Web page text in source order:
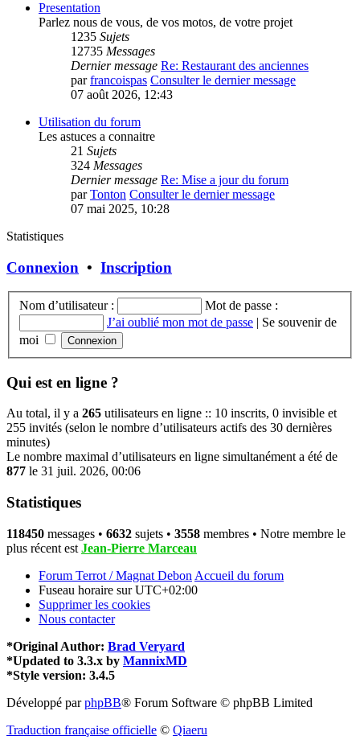
Presentation
Parlez nous de vous, de vos motos, de votre projet
1235 Sujets
12735 Messages
Dernier message Re: Restaurant des anciennes
parfrancoispas Consulter le dernier message
07 août 2026, 12:43
Utilisation du forum
Les astuces a connaitre
21 Sujets
324 Messages
Dernier message Re: Mise a jour du forum
parTonton Consulter le dernier message
07 mai 2025, 10:28
Statistiques
Connexion • Inscription
Nom d’utilisateur :
Mot de passe :
J’ai oublié mon mot de passe | Se souvenir de
moi
Qui est en ligne ?
Au total, il y a 265 utilisateurs en ligne :: 10 inscrits, 0 invisible et
255 invités (selon le nombre d’utilisateurs actifs des 30 dernières
minutes)
Le nombre maximal d’utilisateurs en ligne simultanément a été de
877 le 31 juil. 2026, 00:06
Statistiques
118450 messages • 6632 sujets • 3558 membres • Notre membre le
plus récent est Jean-Pierre Marceau
Forum Terrot / Magnat Debon Accueil du forum
Fuseau horaire surUTC+02:00
Supprimer les cookies
Nous contacter
*Original Author: Brad Veryard
*Updated to 3.3.x by MannixMD
*Style version: 3.4.5
Développé parphpBB® Forum Software © phpBB Limited
Traduction française officielle © Qiaeru